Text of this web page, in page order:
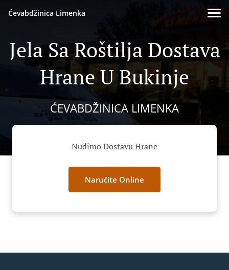
Ćevabdžinica Limenka
Jela Sa Roštilja Dostava
Hrane U Bukinje
ĆEVABDŽINICA LIMENKA
Nudimo Dostavu Hrane
Naručite Online